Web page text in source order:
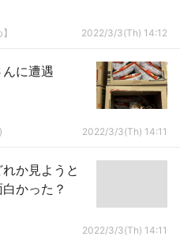
2022/3/3(Th) 14:12
に遭遇
2022/3/3(Th) 14:11
か見ようと
かった？
2022/3/3(Th) 14:11